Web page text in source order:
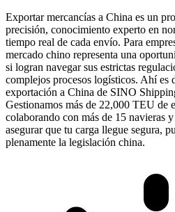
Exportar mercancías a China es un
precisión, conocimiento experto en
tiempo real de cada envío. Para
mercado chino representa una
si logran navegar sus estrictas
complejos procesos logísticos. Ahí es
exportación a China de SINO
Gestionamos más de 22,000 TEU de
colaborando con más de 15 navieras
asegurar que tu carga llegue segura,
plenamente la legislación china.